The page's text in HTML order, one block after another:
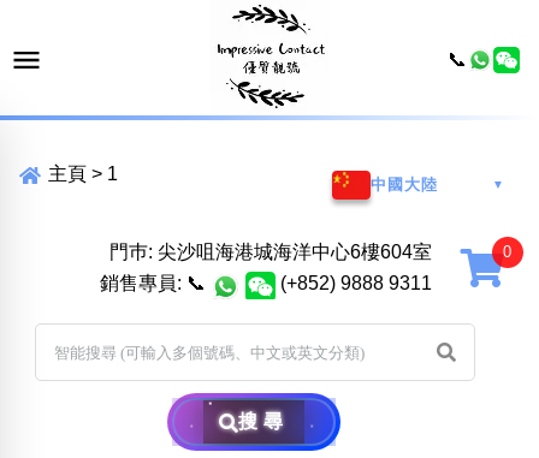
主頁 > 1
中國大陸 ▼
門巿: 尖沙咀海港城海洋中心6樓604室
銷售專員: 📞 (+852) 9888 9311
搜尋
📞